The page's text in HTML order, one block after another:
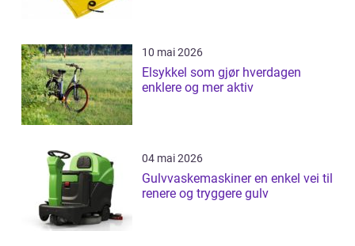
10 mai 2026
Elsykkel som gjør hverdagen
enklere og mer aktiv
04 mai 2026
Gulvvaskemaskiner en enkel vei til
renere og tryggere gulv